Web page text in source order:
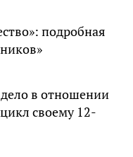
подробная
в отношении
своему 12-